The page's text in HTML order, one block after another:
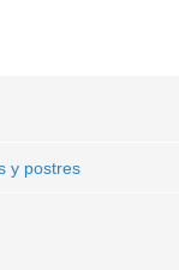
y postres